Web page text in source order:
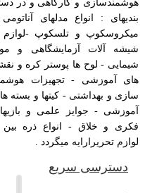
هوشمندسازی و کارگاهی و در دسته
بندیهای : انواع مدلهای آناتومی -
میکروسکوپ و تلسکوپ -لوازم و
شیشه آلات آزمایشگاهی و مواد
شیمایی - لوح ها پوستر کره و نقشه
های آموزشی - تجهیزات هوشمند
سازی و بهداشتی - کیتها و بسته های
آموزشی - جوایز علمی و بازیهای
فکری و خلاق - انواع ذره بین و
لوازم تحریرارایه میگردد .
دسترسی سریع